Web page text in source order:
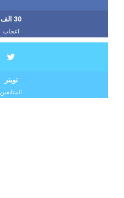
30 الف
اعجاب
تويتر
المتابعين